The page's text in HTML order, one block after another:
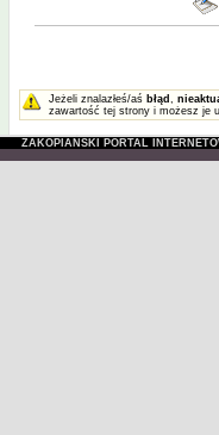
Jeżeli znalazłeś/aś błąd ,
zawartość tej strony i możesz je
ZAKOPIAŃSKI PORTAL